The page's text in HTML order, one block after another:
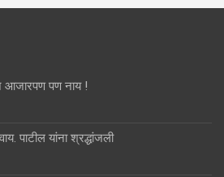
आजारपण पण नाय !
पाटील यांना श्रद्धांजली